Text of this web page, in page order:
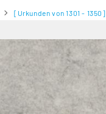
[Urkunden von 1301 - 1350]